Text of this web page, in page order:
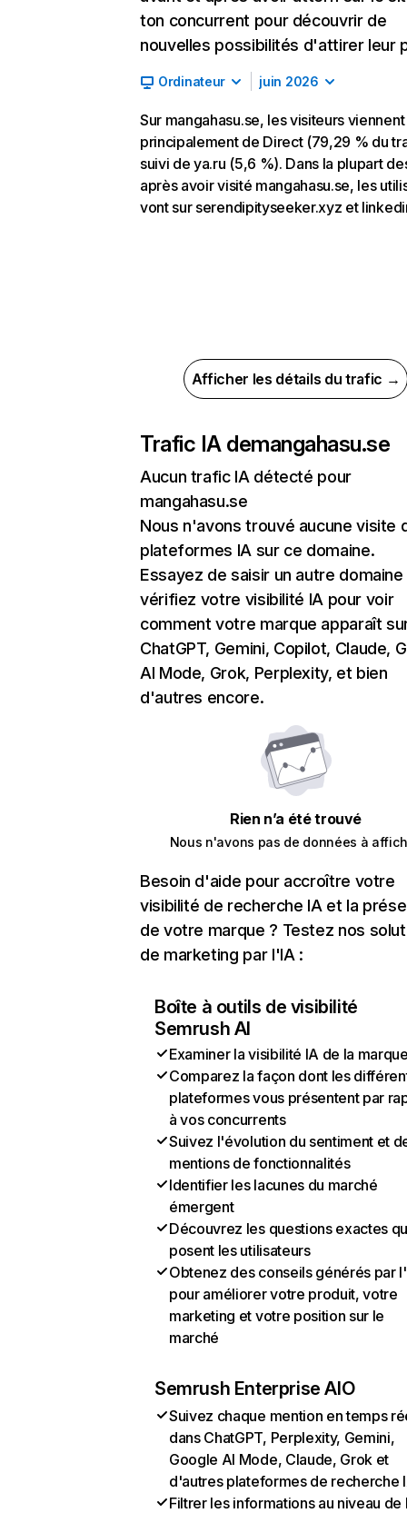
ton concurrent pour découvrir de
nouvelles possibilités d'attirer leur
Ordinateur juin 2026
Sur mangahasu.se, les visiteurs viennent
principalement de Direct (79,29 % du
suivi de ya.ru (5,6 %). Dans la plupart
après avoir visité mangahasu.se, les
vont sur serendipityseeker.xyz et
Afficher les détails du trafic →
Trafic IA demangahasu.se
Aucun trafic IA détecté pour
mangahasu.se
Nous n'avons trouvé aucune visite
plateformes IA sur ce domaine.
Essayez de saisir un autre domaine
vérifiez votre visibilité IA pour voir
comment votre marque apparaît
ChatGPT, Gemini, Copilot, Claude,
AI Mode, Grok, Perplexity, et bien
d'autres encore.
Rien n’a été trouvé
Nous n'avons pas de données à
Besoin d'aide pour accroître votre
visibilité de recherche IA et la
de votre marque ? Testez nos
de marketing par l'IA :
Boîte à outils de visibilité
Semrush AI
Examiner la visibilité IA de la
Comparez la façon dont les
plateformes vous présentent par
à vos concurrents
Suivez l'évolution du sentiment et
mentions de fonctionnalités
Identifier les lacunes du marché
émergent
Découvrez les questions exactes
posent les utilisateurs
Obtenez des conseils générés par
pour améliorer votre produit, votre
marketing et votre position sur le
marché
Semrush Enterprise AIO
Suivez chaque mention en temps
dans ChatGPT, Perplexity, Gemini,
Google AI Mode, Claude, Grok et
d'autres plateformes de recherche
Filtrer les informations au niveau de